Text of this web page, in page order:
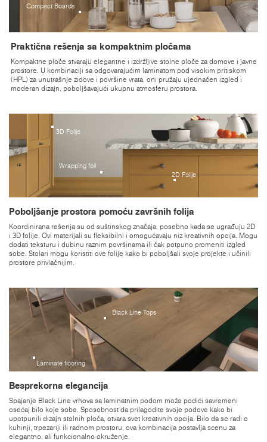
Compact Boards
Praktična rešenja sa kompaktnim pločama
Kompaktne ploče stvaraju elegantne i izdržljive stolne ploče za domove i javne
prostore. U kombinaciji sa odgovarajućim laminatom pod visokim pritiskom
(HPL) za unutrašnje zidove i površine vrata, oni pružaju ujednačen izgled i
moderan dizajn, poboljšavajući ukupnu atmosferu prostora.
2D Folije
3D Folije
Wrapping foil
Poboljšanje prostora pomoću završnih folija
Koordinirana rešenja su od suštinskog značaja, posebno kada se ugrađuju 2D
i 3D folije. Ovi materijali su fleksibilni i omogućavaju niz kreativnih opcija. Mogu
dodati teksturu i dubinu raznim površinama ili čak potpuno promeniti izgled
sobe. Stolari mogu koristiti ove folije kako bi poboljšali svoje projekte i učinili
prostore privlačnijim.
Laminate flooring
Black Line Tops
Besprekorna elegancija
Spajanje Black Line vrhova sa laminatnim podom može podići savremeni
osećaj bilo koje sobe. Sposobnost da prilagodite svoje podove kako bi
upotpunili dizajn stolnih ploča, otvara svet kreativnih opcija. Bilo da se radi o
kuhinji, trpezariji ili radnom prostoru, ova kombinacija postavlja scenu za
elegantno, ali funkcionalno okruženje.